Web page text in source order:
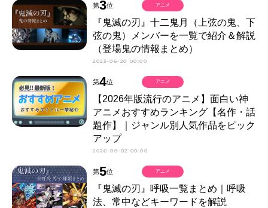
第3位
『鬼滅の刃』十二鬼月（上弦の鬼、下
弦の鬼）メンバーを一覧で紹介＆解説
（登場鬼の情報まとめ）
2023-06-20 00:00
アニメ
第4位
【2026年版流行のアニメ】面白い神
アニメおすすめランキング【名作・話
題作】｜ジャンル別人気作品をピック
アップ
2026-08-02 00:00
アニメ
第5位
『鬼滅の刃』呼吸一覧まとめ｜呼吸
法、常中などキーワードを解説
アニメ